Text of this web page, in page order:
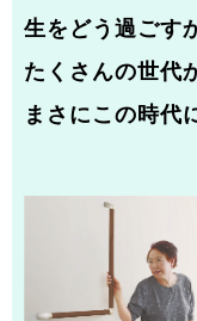
生をどう過ごす
たくさんの世代
まさにこの時代